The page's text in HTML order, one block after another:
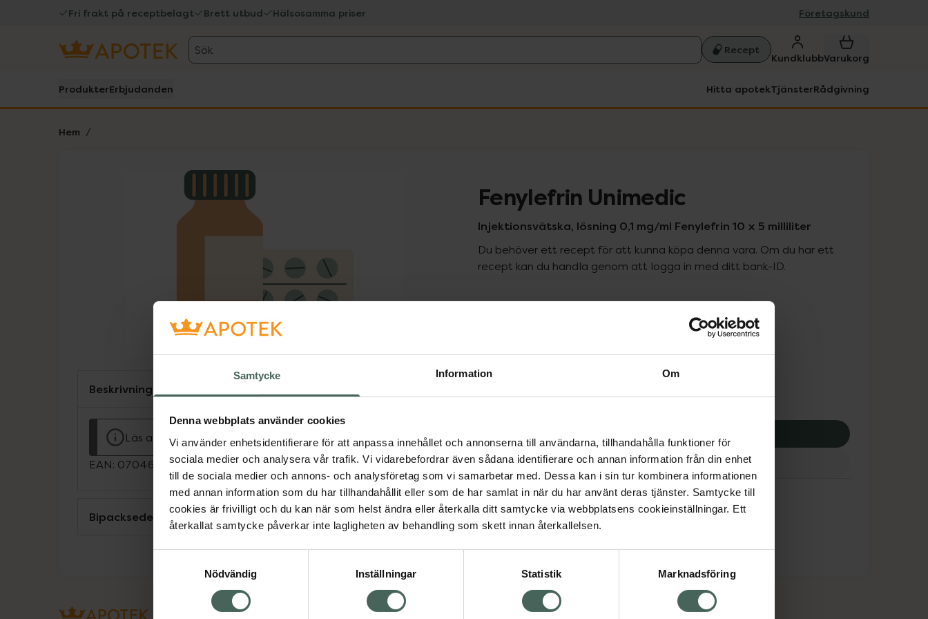
Samtycke Information Om
Denna webbplats använder cookies
Vi använder enhetsidentifierare för att anpassa innehållet och annonserna till användarna, tillhandahålla funktioner för
sociala medier och analysera vår trafik. Vi vidarebefordrar även sådana identifierare och annan information från din enhet
till de sociala medier och annons- och analysföretag som vi samarbetar med. Dessa kan i sin tur kombinera informationen
med annan information som du har tillhandahållit eller som de har samlat in när du har använt deras tjänster. Samtycke till
cookies är frivilligt och du kan när som helst ändra eller återkalla ditt samtycke via webbplatsens cookieinställningar. Ett
återkallat samtycke påverkar inte lagligheten av behandling som skett innan återkallelsen.
Nödvändig
Inställningar Statistik Marknadsföring
Fri frakt på receptbelagt Brett utbud Hälsosamma priser Företagskund
Sök Recept
KundklubbVarukorg
ProdukterErbjudanden Hitta apotekTjänsterRådgivning
Hem
Lista: . Innehåller 1 objekt. Fenylefrin Unimedic
Injektionsvätska, lösning 0,1 mg/ml Fenylefrin 10 x 5 milliliter
Du behöver ett recept för att kunna köpa denna vara. Om du har ett
recept kan du handla genom att logga in med ditt bank-ID.
Pris med recept
Högkostnadsskyddet gäller inte
1029,18 kr
I apotek:1029,18 kr
Köp via ditt recept
Aktuella erbjudanden
Beskrivning
Läs alltid bipacksedeln innan användning.
EAN: 07046265431831
Bipacksedel från FASS Visa
Om recept och läkemedel